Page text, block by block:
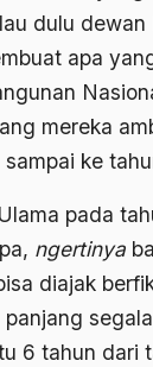
dulu dewan
apa
mereka
ke
pada
ngertinya
diajak
6 tahun dari